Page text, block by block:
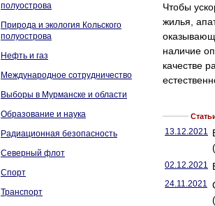
полуострова
Природа и экология Кольского
полуострова
Нефть и газ
Международное сотрудничество
Выборы в Мурманске и области
Образование и наука
Радиационная безопасность
Северный флот
Спорт
Транспорт
Чтобы
жилья,
наличие
качестве
13.12.2021
02.12.2021
24.11.2021